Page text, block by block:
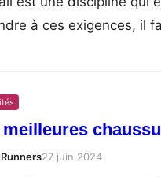
à ces exigences, il
meilleures
27 juin 2024